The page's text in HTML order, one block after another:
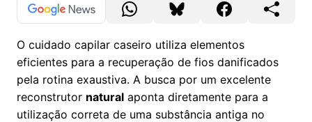
O cuidado capilar caseiro utiliza elementos
eficientes para a recuperação de fios danificados
pela rotina exaustiva. A busca por um excelente
reconstrutor natural aponta diretamente para a
utilização correta de uma substância antiga no